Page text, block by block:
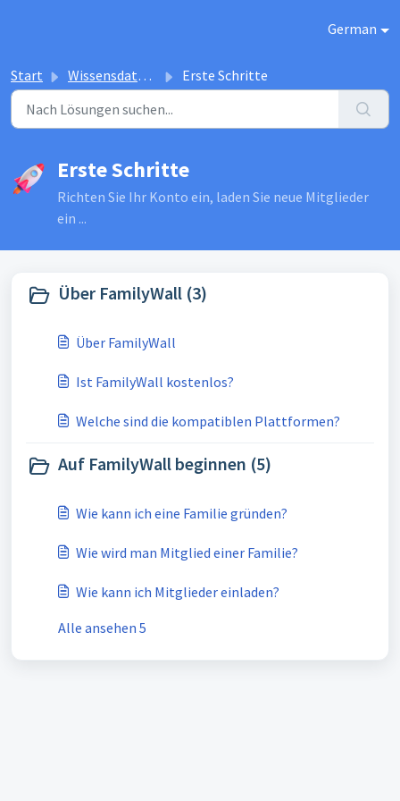
German
Start Wissensdatenbank Erste Schritte
Erste Schritte
Richten Sie Ihr Konto ein, laden Sie neue Mitglieder
ein ...
Über FamilyWall (3)
Über FamilyWall
Ist FamilyWall kostenlos?
Welche sind die kompatiblen Plattformen?
Auf FamilyWall beginnen (5)
Wie kann ich eine Familie gründen?
Wie wird man Mitglied einer Familie?
Wie kann ich Mitglieder einladen?
Alle ansehen 5